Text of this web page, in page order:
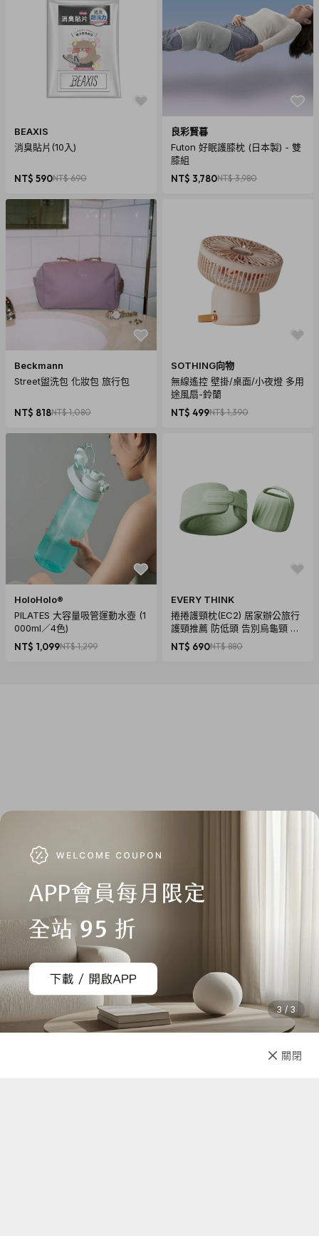
BEAXIS
消臭貼片(10入)
NT$ 590NT$ 690
良彩賢暮
Futon 好眠護膝枕 (日本製) - 雙
膝組
NT$ 3,780NT$ 3,980
Beckmann
Street盥洗包 化妝包 旅行包
NT$ 818NT$ 1,080
SOTHING向物
無線遙控 壁掛/桌面/小夜燈 多用
途風扇-鈴蘭
NT$ 499NT$ 1,390
HoloHolo®
PILATES 大容量吸管運動水壺 (1
000ml／4色)
NT$ 1,099NT$ 1,299
EVERY THINK
捲捲護頸枕(EC2) 居家辦公旅行
護頸推薦 防低頭 告別烏龜頸 頸
椎養護 多色可選
NT$ 690NT$ 880
3 / 3
關閉